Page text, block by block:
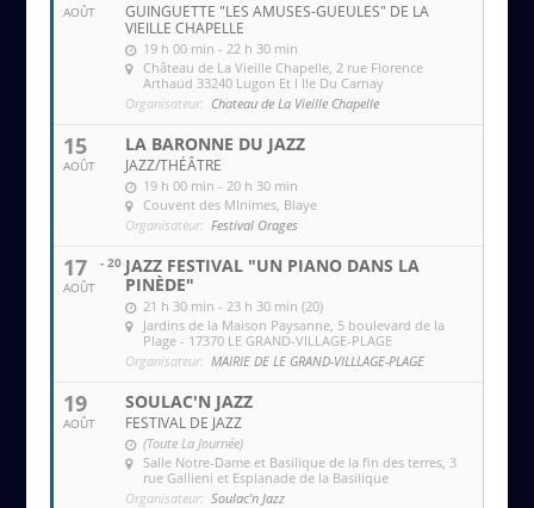
AOÛT
GUINGUETTE "LES AMUSES-GUEULES" DE LA
VIEILLE CHAPELLE
19 h 00 min - 22 h 30 min
Château de La Vieille Chapelle , 2 rue Florence
Arthaud 33240 Lugon Et l Ile Du Carnay
Organisateur: Chateau de La Vieille Chapelle
15
AOÛT
LA BARONNE DU JAZZ
JAZZ/THÉÂTRE
19 h 00 min - 20 h 30 min
Couvent des MInimes , Blaye
Organisateur: Festival Orages
17
AOÛT
- 20 JAZZ FESTIVAL "UN PIANO DANS LA
PINÈDE"
21 h 30 min - 23 h 30 min (20)
Jardins de la Maison Paysanne , 5 boulevard de la
Plage - 17370 LE GRAND-VILLAGE-PLAGE
Organisateur: MAIRIE DE LE GRAND-VILLLAGE-PLAGE
19
AOÛT
SOULAC'N JAZZ
FESTIVAL DE JAZZ
(Toute La Journée)
Salle Notre-Dame et Basilique de la fin des terres , 3
rue Gallieni et Esplanade de la Basilique
Organisateur: Soulac'n Jazz